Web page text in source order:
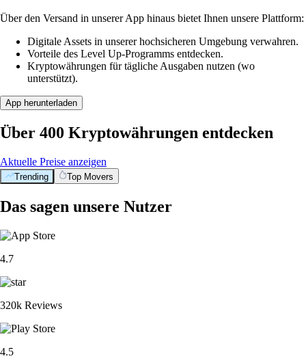
Über den Versand in unserer App hinaus bietet Ihnen unsere Plattform:
Digitale Assets in unserer hochsicheren Umgebung verwahren.
Vorteile des Level Up-Programms entdecken.
Kryptowährungen für tägliche Ausgaben nutzen (wo
unterstützt).
App herunterladen
Über 400 Kryptowährungen entdecken
Aktuelle Preise anzeigen
Trending Top Movers
Das sagen unsere Nutzer
4.7
320k Reviews
4.5